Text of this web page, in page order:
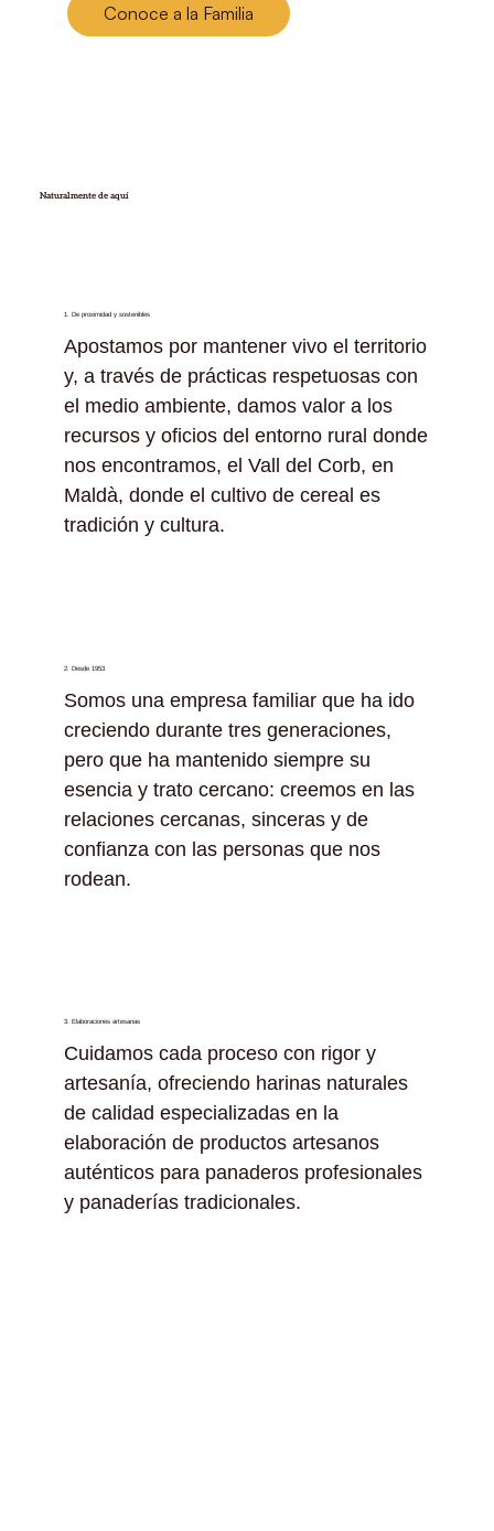
Conoce a la Familia
Naturalmente de aquí
1. De proximidad y sostenibles
Apostamos por mantener vivo el territorio
y, a través de prácticas respetuosas con
el medio ambiente, damos valor a los
recursos y oficios del entorno rural donde
nos encontramos, el Vall del Corb, en
Maldà, donde el cultivo de cereal es
tradición y cultura.
2. Desde 1953
Somos una empresa familiar que ha ido
creciendo durante tres generaciones,
pero que ha mantenido siempre su
esencia y trato cercano: creemos en las
relaciones cercanas, sinceras y de
confianza con las personas que nos
rodean.
3. Elaboraciones artesanas
Cuidamos cada proceso con rigor y
artesanía, ofreciendo harinas naturales
de calidad especializadas en la
elaboración de productos artesanos
auténticos para panaderos profesionales
y panaderías tradicionales.